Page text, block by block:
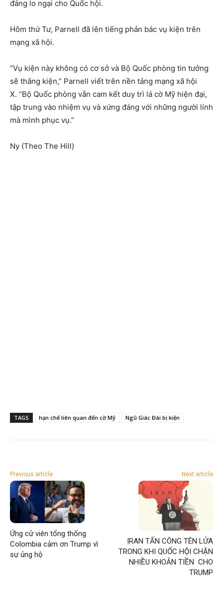
đáng lo ngại cho Quốc hội.
Hôm thứ Tư, Parnell đã lên tiếng phản bác vụ kiện trên
mạng xã hội.
“Vụ kiện này không có cơ sở và Bộ Quốc phòng tin tưởng
sẽ thắng kiện,” Parnell viết trên nền tảng mạng xã hội
X. “Bộ Quốc phòng vẫn cam kết duy trì lá cờ Mỹ hiện đại,
tập trung vào nhiệm vụ và xứng đáng với những người lính
mà mình phục vụ.”
Ny (Theo The Hill)
TAGS hạn chế liên quan đến cờ Mỹ Ngũ Giác Đài bị kiện
Previous article
Ứng cử viên tổng thống
Colombia cảm ơn Trump vì
sự ủng hộ
Next article
IRAN TẤN CÔNG TÊN LỬA
TRONG KHI QUỐC HỘI CHẶN
NHIỀU KHOẢN TIỀN CHO
TRUMP